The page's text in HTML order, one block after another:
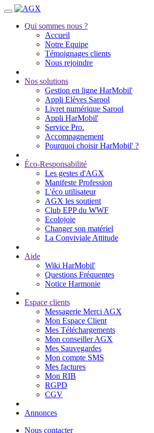
Qui sommes nous ?
Accueil
Notre Equipe
Témoignages clients
Nous rejoindre
Nos solutions
Gestion en ligne HarMobil'
Appli Elèves Sarool
Livret numérique Sarool
Appli HarMobil'
Service Pro.
Accompagnement
Pourquoi choisir HarMobil' ?
Éco-Responsabilité
Les gestes d'AGX
Manifeste Profession
L'éco utilisateur
AGX les soutient
Club EPP du WWF
Ecolojoie
Changer son matériel
La Conviviale Attitude
Aide
Wiki HarMobil'
Questions Fréquentes
Notice Harmonie
Espace clients
Messagerie Merci AGX
Mon Espace Client
Mes Téléchargements
Mon conseiller AGX
Mes Sauvegardes
Mon compte SMS
Mes factures
Mon RIB
RGPD
CGV
Annonces
Nous contacter